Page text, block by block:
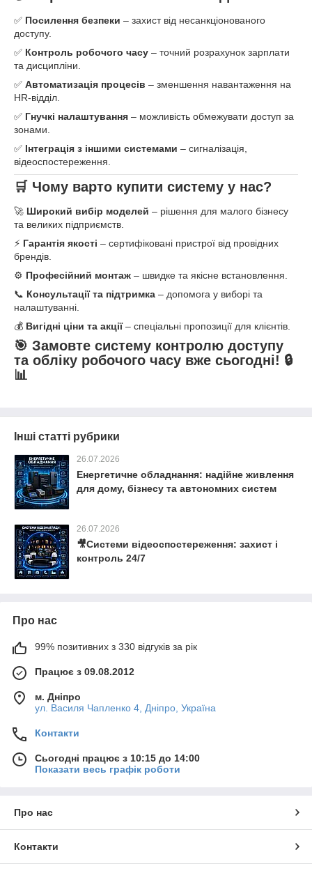
✅ Посилення безпеки – захист від несанкціонованого
доступу.
✅ Контроль робочого часу – точний розрахунок зарплати
та дисципліни.
✅ Автоматизація процесів – зменшення навантаження на
HR-відділ.
✅ Гнучкі налаштування – можливість обмежувати доступ за
зонами.
✅ Інтеграція з іншими системами – сигналізація,
відеоспостереження.
🛒 Чому варто купити систему у нас?
🚀 Широкий вибір моделей – рішення для малого бізнесу
та великих підприємств.
⚡ Гарантія якості – сертифіковані пристрої від провідних
брендів.
⚙️ Професійний монтаж – швидке та якісне встановлення.
📞 Консультації та підтримка – допомога у виборі та
налаштуванні.
💰 Вигідні ціни та акції– спеціальні пропозиції для клієнтів.
🎯 Замовте систему контролю доступу
та обліку робочого часу вже сьогодні! 🔒
📊
Інші статті рубрики
26.07.2026
Енергетичне обладнання: надійне живлення
для дому, бізнесу та автономних систем
26.07.2026
🎥Системи відеоспостереження: захист і
контроль 24/7
Про нас
99% позитивних з 330 відгуків за рік
Працює з 09.08.2012
м. Дніпро
ул. Василя Чапленко 4, Дніпро, Україна
Контакти
Сьогодні працює з 10:15 до 14:00
Показати весь графік роботи
Про нас
Контакти